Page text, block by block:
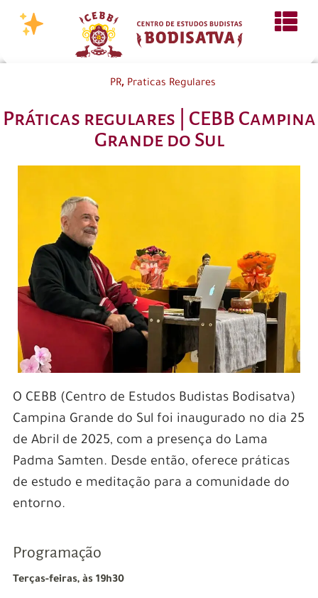
PR, Praticas Regulares
Práticas regulares | CEBB Campina
Grande do Sul
O CEBB (Centro de Estudos Budistas Bodisatva)
Campina Grande do Sul foi inaugurado no dia 25
de Abril de 2025, com a presença do Lama
Padma Samten. Desde então, oferece práticas
de estudo e meditação para a comunidade do
entorno.
Programação
Terças-feiras, às 19h30